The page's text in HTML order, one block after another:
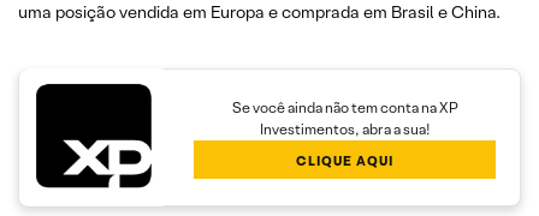
uma posição vendida em Europa e comprada em Brasil e China.
Se você ainda não tem conta na XP
Investimentos, abra a sua!
CLIQUE AQUI